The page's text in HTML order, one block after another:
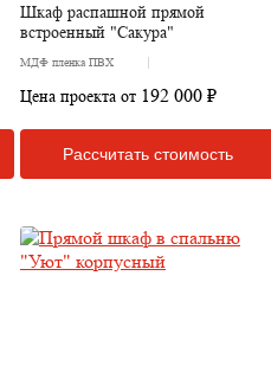
Шкаф распашной прямой
встроенный "Сакура"
МДФ пленка ПВХ
Цена проекта от 192 000 ₽
Рассчитать стоимость